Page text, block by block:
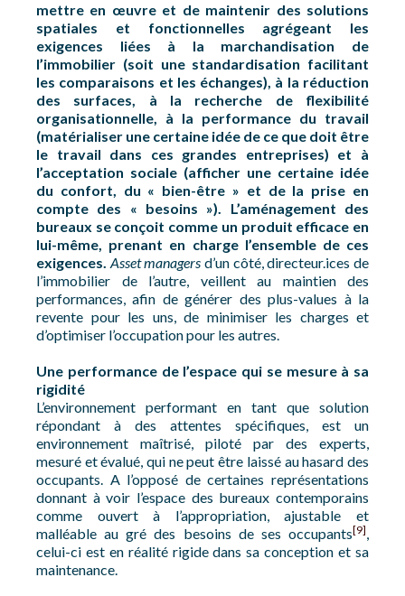
mettre en œuvre et de maintenir des solutions
spatiales et fonctionnelles agrégeant les
exigences liées à la marchandisation de
l’immobilier (soit une standardisation facilitant
les comparaisons et les échanges), à la réduction
des surfaces, à la recherche de flexibilité
organisationnelle, à la performance du travail
(matérialiser une certaine idée de ce que doit être
le travail dans ces grandes entreprises) et à
l’acceptation sociale (afficher une certaine idée
du confort, du « bien-être » et de la prise en
compte des « besoins »). L’aménagement des
bureaux se conçoit comme un produit efficace en
lui-même, prenant en charge l’ensemble de ces
exigences. Asset managers d’un côté, directeur.ices de
l’immobilier de l’autre, veillent au maintien des
performances, afin de générer des plus-values à la
revente pour les uns, de minimiser les charges et
d’optimiser l’occupation pour les autres.
Une performance de l’espace qui se mesure à sa
rigidité
L’environnement performant en tant que solution
répondant à des attentes spécifiques, est un
environnement maîtrisé, piloté par des experts,
mesuré et évalué, qui ne peut être laissé au hasard des
occupants. A l’opposé de certaines représentations
donnant à voir l’espace des bureaux contemporains
comme ouvert à l’appropriation, ajustable et
malléable au gré des besoins de ses occupants[9],
celui-ci est en réalité rigide dans sa conception et sa
maintenance.